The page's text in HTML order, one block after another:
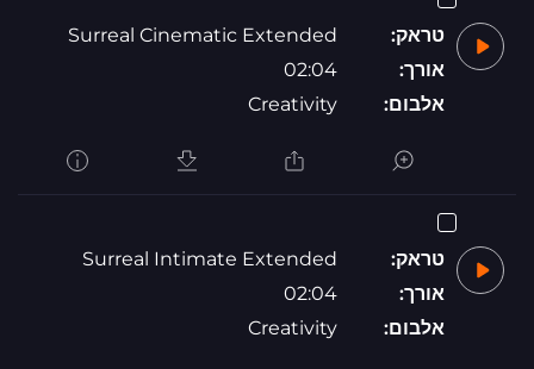
טראק:
Surreal Cinematic Extended
אורך:
02:04
אלבום:
Creativity
טראק:
Surreal Intimate Extended
אורך:
02:04
אלבום:
Creativity